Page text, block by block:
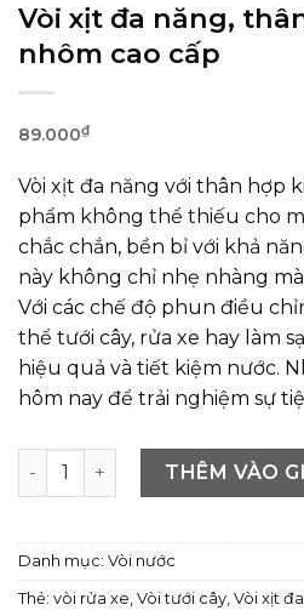
Vòi xịt đa năng,
nhôm cao cấp
89.000₫
Vòi xịt đa năng với thân hợp
phẩm không thể thiếu cho
chắc chắn, bền bỉ với khả
này không chỉ nhẹ nhàng
Với các chế độ phun điều
thể tưới cây, rửa xe hay làm
hiệu quả và tiết kiệm nước.
hôm nay để trải nghiệm sự
Vòi xịt đa năng, thân bằng
THÊM VÀO
Danh mục: Vòi nước
Thẻ: vòi rửa xe Vòi tưới cây Vòi xịt